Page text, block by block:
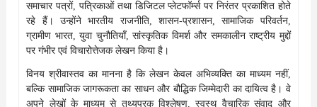
समाचार पत्रों, पत्रिकाओं तथा डिजिटल प्लेटफॉर्म्स पर निरंतर प्रकाशित होते
रहे हैं। उन्होंने भारतीय राजनीति, शासन-प्रशासन, सामाजिक परिवर्तन,
ग्रामीण भारत, युवा चुनौतियाँ, सांस्कृतिक विमर्श और समकालीन राष्ट्रीय मुद्दों
पर गंभीर एवं विचारोत्तेजक लेखन किया है।
विनय श्रीवास्तव का मानना है कि लेखन केवल अभिव्यक्ति का माध्यम नहीं,
बल्कि सामाजिक जागरूकता का साधन और बौद्धिक जिम्मेदारी का दायित्व है। वे
अपने लेखों के माध्यम से तथ्यपरक विश्लेषण, स्वस्थ वैचारिक संवाद और